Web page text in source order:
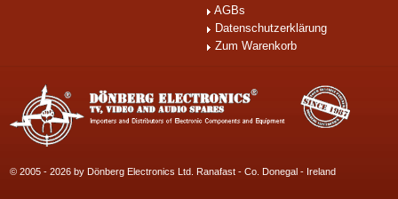
AGBs
Datenschutzerklärung
Zum Warenkorb
© 2005 - 2026 by Dönberg Electronics Ltd. Ranafast - Co. Donegal - Ireland